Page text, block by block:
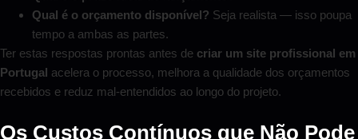
Qual é o orçamento disponível? Seja realista — isso poupa
tempo a ambas as partes.
Ter estas respostas prontas antes de criar um site profissional em
Portugal acelera o processo, melhora a qualidade dos orçamentos
recebidos e reduz mal-entendidos ao longo do projeto.
Os Custos Contínuos que Não Pode